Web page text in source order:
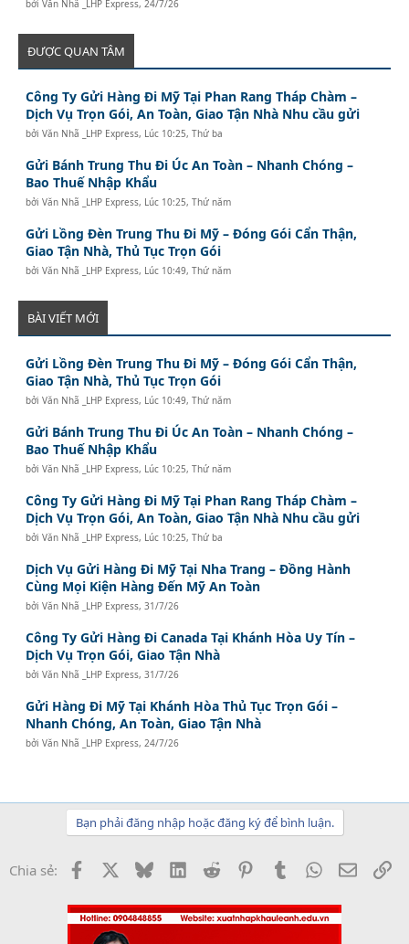
bởiVăn Nhã _LHP Express, 24/7/26
ĐƯỢC QUAN TÂM
Công Ty Gửi Hàng Đi Mỹ Tại Phan Rang Tháp Chàm –
Dịch Vụ Trọn Gói, An Toàn, Giao Tận Nhà Nhu cầu gửi
bởiVăn Nhã _LHP Express, Lúc 10:25, Thứ ba
Gửi Bánh Trung Thu Đi Úc An Toàn – Nhanh Chóng –
Bao Thuế Nhập Khẩu
bởiVăn Nhã _LHP Express, Lúc 10:25, Thứ năm
Gửi Lồng Đèn Trung Thu Đi Mỹ – Đóng Gói Cẩn Thận,
Giao Tận Nhà, Thủ Tục Trọn Gói
bởiVăn Nhã _LHP Express, Lúc 10:49, Thứ năm
BÀI VIẾT MỚI
Gửi Lồng Đèn Trung Thu Đi Mỹ – Đóng Gói Cẩn Thận,
Giao Tận Nhà, Thủ Tục Trọn Gói
bởiVăn Nhã _LHP Express, Lúc 10:49, Thứ năm
Gửi Bánh Trung Thu Đi Úc An Toàn – Nhanh Chóng –
Bao Thuế Nhập Khẩu
bởiVăn Nhã _LHP Express, Lúc 10:25, Thứ năm
Công Ty Gửi Hàng Đi Mỹ Tại Phan Rang Tháp Chàm –
Dịch Vụ Trọn Gói, An Toàn, Giao Tận Nhà Nhu cầu gửi
bởiVăn Nhã _LHP Express, Lúc 10:25, Thứ ba
Dịch Vụ Gửi Hàng Đi Mỹ Tại Nha Trang – Đồng Hành
Cùng Mọi Kiện Hàng Đến Mỹ An Toàn
bởiVăn Nhã _LHP Express,31/7/26
Công Ty Gửi Hàng Đi Canada Tại Khánh Hòa Uy Tín –
Dịch Vụ Trọn Gói, Giao Tận Nhà
bởiVăn Nhã _LHP Express,31/7/26
Gửi Hàng Đi Mỹ Tại Khánh Hòa Thủ Tục Trọn Gói –
Nhanh Chóng, An Toàn, Giao Tận Nhà
bởiVăn Nhã _LHP Express, 24/7/26
Bạn phải đăng nhập hoặc đăng ký để bình luận.
Chia sẻ: Facebook BlueskyLinkedInReddit PinterestTumblrWhatsApp
Email